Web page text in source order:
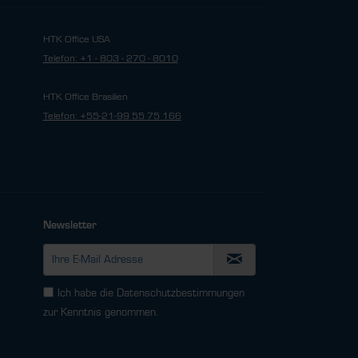
HTK Office USA
Telefon: +1 - 803 - 270 - 8010
HTK Office Brasilien
Telefon: +55-21-99 55 75 166
Newsletter
Ich habe die Datenschutzbestimmungen
zur Kenntnis genommen.